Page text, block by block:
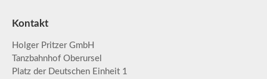
Kontakt
Holger Pritzer GmbH
Tanzbahnhof Oberursel
Platz der Deutschen Einheit 1